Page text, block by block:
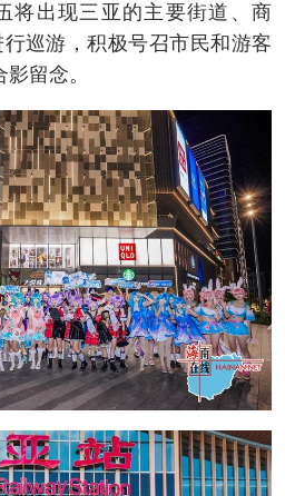
出现三亚的主要街道、商
巡游，积极号召市民和游客
留念。